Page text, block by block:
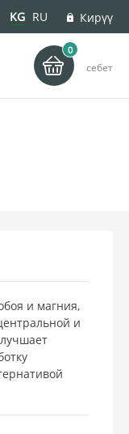
KG RU Кирүү
0
себет
и магния,
и